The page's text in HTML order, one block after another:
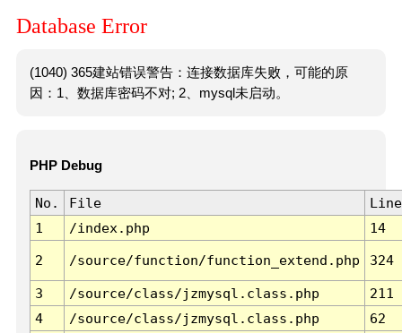
Database Error
(1040) 365建站错误警告：连接数据库失败，可能的原
因：1、数据库密码不对; 2、mysql未启动。
PHP Debug
No. File
Line
1
/index.php 14
2 /source/function/function_extend.php 324
3 /source/class/jzmysql.class.php
211
4
/source/class/jzmysql.class.php
62